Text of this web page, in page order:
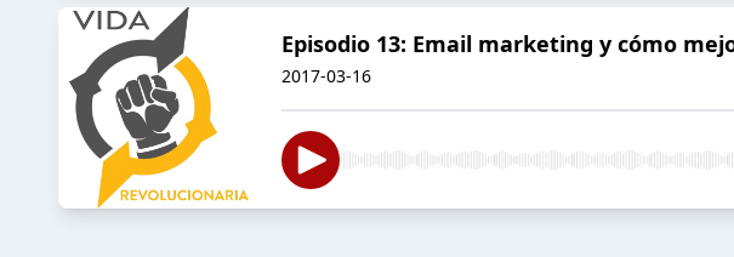
Episodio 13: Email marketing y cómo
2017-03-16